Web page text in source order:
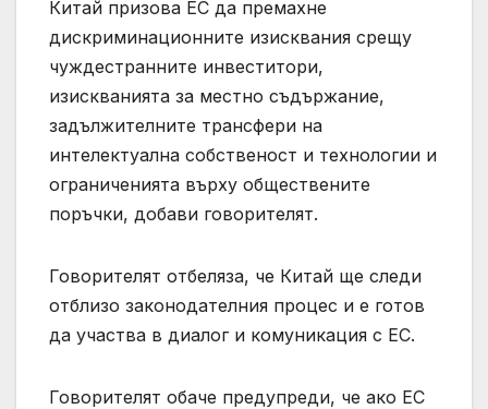
Китай призова ЕС да премахне
дискриминационните изисквания срещу
чуждестранните инвеститори,
изискванията за местно съдържание,
задължителните трансфери на
интелектуална собственост и технологии и
ограниченията върху обществените
поръчки, добави говорителят.
Говорителят отбеляза, че Китай ще следи
отблизо законодателния процес и е готов
да участва в диалог и комуникация с ЕС.
Говорителят обаче предупреди, че ако ЕС